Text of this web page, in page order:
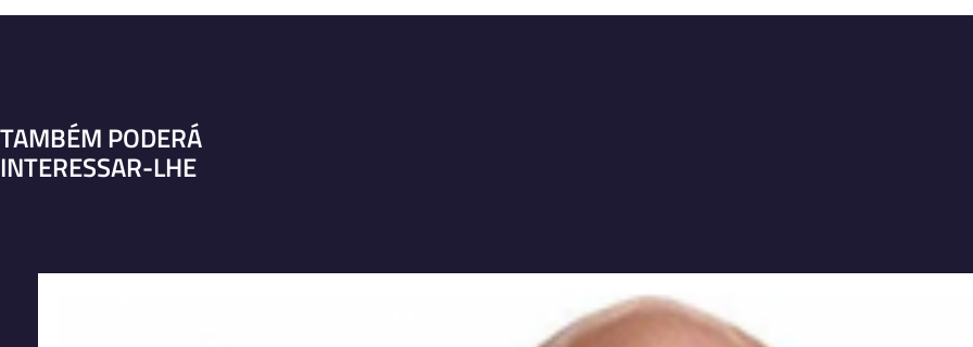
TAMBÉM PODERÁ
INTERESSAR-LHE